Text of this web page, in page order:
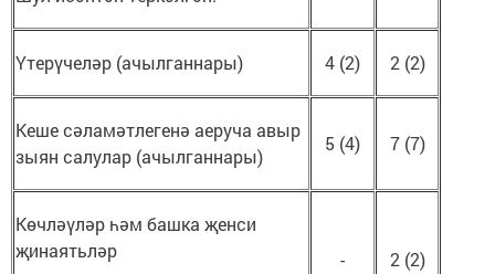
Үтерүчеләр (ачылганнары) 4 (2) 2 (2)
Кеше сәламәтлегенә аеруча авыр
зыян салулар (ачылганнары)
5 (4) 7 (7)
Көчләүләр һәм башка җенси
җинаятьләр
- 2 (2)